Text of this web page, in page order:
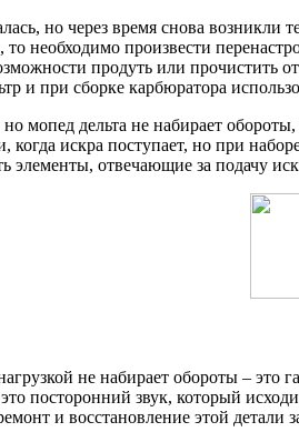
но через время снова
необходимо произвести
продуть или прочистить
и при сборке карбюратора
мопед дельта не набирает
искра поступает, но при
элементы, отвечающие за подачу
не набирает обороты –
посторонний звук, который
и восстановление этой